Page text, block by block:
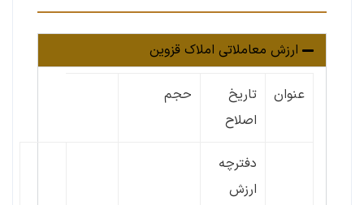
ارزش معاملاتی املاک قزوین
عنوان
تاریخ
اصلاح
حجم
دفترچه
ارزش